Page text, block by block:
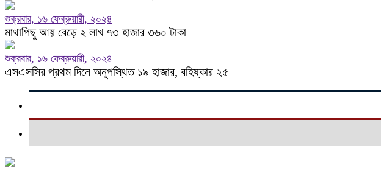
শুক্রবার, ১৬ ফেব্রুয়ারী, ২০২৪
মাথাপিছু আয় বেড়ে ২ লাখ ৭৩ হাজার ৩৬০ টাকা
শুক্রবার, ১৬ ফেব্রুয়ারী, ২০২৪
এসএসসির প্রথম দিনে অনুপস্থিত ১৯ হাজার, বহিষ্কার ২৫